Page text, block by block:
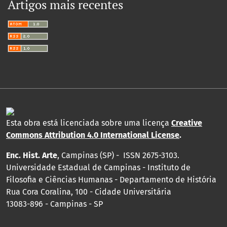
Artigos mais recentes
Esta obra está licenciada sobre uma licença Creative
Commons Attribution 4.0 International License.
Enc. Hist. Arte, Campinas (SP) - ISSN 2675-3103.
Universidade Estadual de Campinas - Instituto de
Filosofia e Ciências Humanas - Departamento de História
Rua Cora Coralina, 100 - Cidade Universitária
13083-896 - Campinas - SP